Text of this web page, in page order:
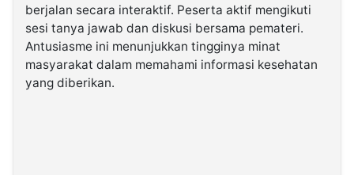
berjalan secara interaktif. Peserta aktif mengikuti
sesi tanya jawab dan diskusi bersama pemateri.
Antusiasme ini menunjukkan tingginya minat
masyarakat dalam memahami informasi kesehatan
yang diberikan.